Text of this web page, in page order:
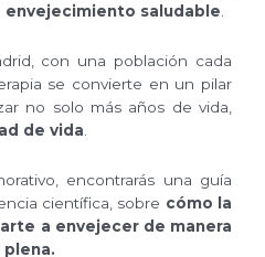
envejecimiento saludable
con una población cada
se convierte en un pilar
no solo más años de vida,
de vida
encontrarás una guía
científica, sobre cómo la
a envejecer de manera